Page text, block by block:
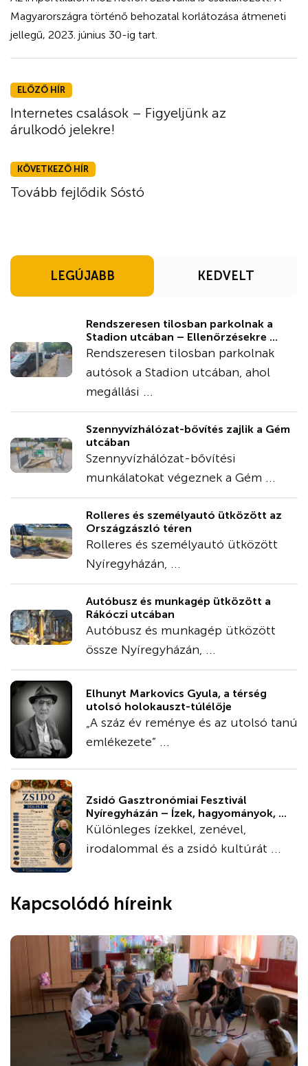
Magyarországra történő behozatal korlátozása átmeneti
jellegű, 2023. június 30-ig tart.
ELŐZŐ HÍR
Internetes csalások – Figyeljünk az
árulkodó jelekre!
KÖVETKEZŐ HÍR
Tovább fejlődik Sóstó
LEGÚJABB KEDVELT
Rendszeresen tilosban parkolnak a
Stadion utcában – Ellenőrzésekre ...
Rendszeresen tilosban parkolnak
autósok a Stadion utcában, ahol
megállási ...
Szennyvízhálózat-bővítés zajlik a Gém
utcában
Szennyvízhálózat-bővítési
munkálatokat végeznek a Gém ...
Rolleres és személyautó ütközött az
Országzászló téren
Rolleres és személyautó ütközött
Nyíregyházán, ...
Autóbusz és munkagép ütközött a
Rákóczi utcában
Autóbusz és munkagép ütközött
össze Nyíregyházán, ...
Elhunyt Markovics Gyula, a térség
utolsó holokauszt-túlélője
„A száz év reménye és az utolsó tanú
emlékezete” ...
Zsidó Gasztronómiai Fesztivál
Nyíregyházán – Ízek, hagyományok, ...
Különleges ízekkel, zenével,
irodalommal és a zsidó kultúrát ...
Kapcsolódó híreink